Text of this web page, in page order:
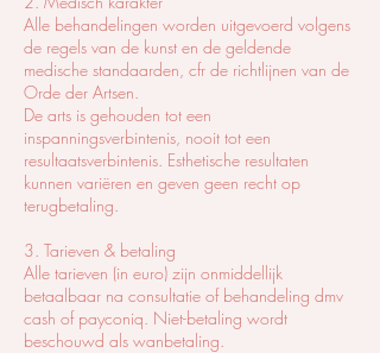
Alle behandelingen worden uitgevoerd volgens
de regels van de kunst en de geldende
medische standaarden, cfr de richtlijnen van de
Orde der Artsen.
De arts is gehouden tot een
inspanningsverbintenis, nooit tot een
resultaatsverbintenis. Esthetische resultaten
kunnen variëren en geven geen recht op
terugbetaling.
3. Tarieven & betaling
Alle tarieven (in euro) zijn onmiddellijk
betaalbaar na consultatie of behandeling dmv
cash of payconiq. Niet-betaling wordt
beschouwd als wanbetaling.